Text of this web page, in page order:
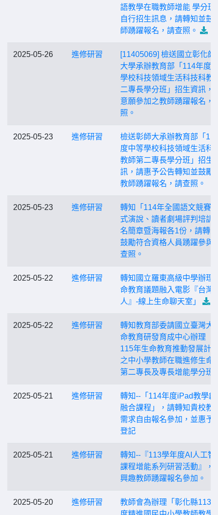
語教學在職教師增能 學分班
自行招生訊息，請轉知並鼓
師踴躍報名，請查照。
2025-05-26 進修研習
[11405069] 檢送國立彰化師
大學承辦教育部「114年度
學校科技領域生活科技科教
二專長學分班」招生資訊，
意願參加之教師踴躍報名，
照。
2025-05-23 進修研習
檢送彰師大承辦教育部「
度中等學校科技領域生活科
教師第二專長學分班」招生
訊，請惠予公告轉知並鼓勵
教師踴躍報名，請查照。
2025-05-23 進修研習
轉知「114年全國語文競賽
式演說、讀者劇場評判培訓
名簡章暨海報各1份，請轉
鼓勵符合資格人員踴躍參與
查照。
2025-05-22 進修研習
轉知國立羅東高級中學辦理
命教育議題融入電影『台灣
人』-線上生命聊天室」
2025-05-22 進修研習
轉知教育部委請國立臺灣大
命教育研發育成中心辦理「
115年生命教育推動發展計
之中小學教師在職進修生命
第二專長及專長增能學分班
2025-05-21 進修研習
轉知--「114年度iPad教學創
融合課程」，請轉知貴校教
需求自由報名參加，並惠予
登記
2025-05-21 進修研習
轉知--『113學年度AI人工智
課程增能系列研習活動』，
興趣教師踴躍報名參加。
2025-05-20 進修研習
教師會為辦理「彰化縣113